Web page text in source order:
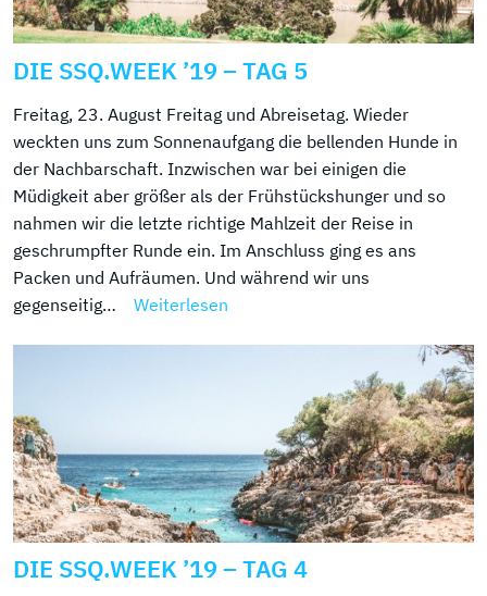
DIE SSQ.WEEK ’19 – TAG 5
Freitag, 23. August Freitag und Abreisetag. Wieder
weckten uns zum Sonnenaufgang die bellenden Hunde in
der Nachbarschaft. Inzwischen war bei einigen die
Müdigkeit aber größer als der Frühstückshunger und so
nahmen wir die letzte richtige Mahlzeit der Reise in
geschrumpfter Runde ein. Im Anschluss ging es ans
Packen und Aufräumen. Und während wir uns
gegenseitig…
Weiterlesen
DIE SSQ.WEEK ’19 – TAG 4